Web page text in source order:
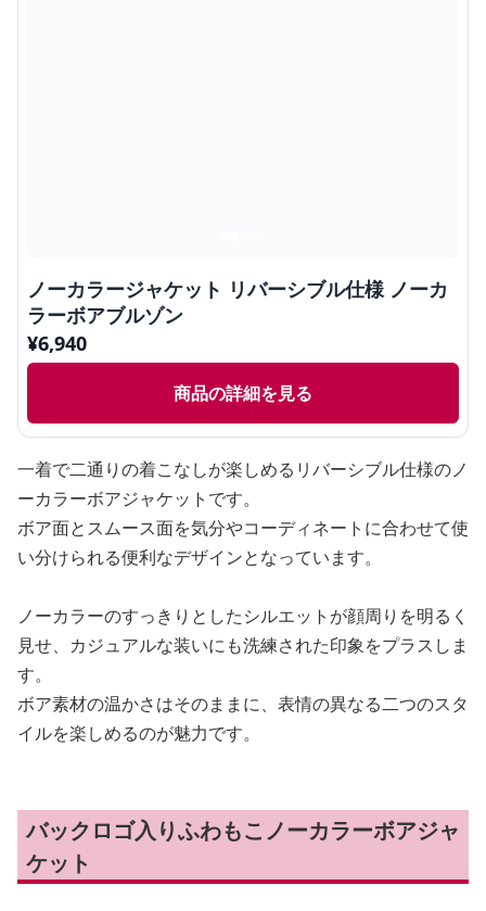
ノーカラージャケット リバーシブル仕様 ノーカ
ラーボアブルゾン
¥6,940
商品の詳細を見る
一着で二通りの着こなしが楽しめるリバーシブル仕様のノ
ーカラーボアジャケットです。
ボア面とスムース面を気分やコーディネートに合わせて使
い分けられる便利なデザインとなっています。
ノーカラーのすっきりとしたシルエットが顔周りを明るく
見せ、カジュアルな装いにも洗練された印象をプラスしま
す。
ボア素材の温かさはそのままに、表情の異なる二つのスタ
イルを楽しめるのが魅力です。
バックロゴ入りふわもこノーカラーボアジャ
ケット